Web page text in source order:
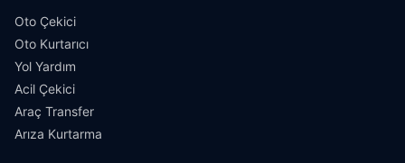
Oto Çekici
Oto Kurtarıcı
Yol Yardım
Acil Çekici
Araç Transfer
Arıza Kurtarma